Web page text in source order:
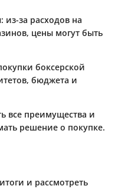
: из-за расходов на
цены могут быть
боксерской
бюджета и
все преимущества и
решение о покупке.
и рассмотреть